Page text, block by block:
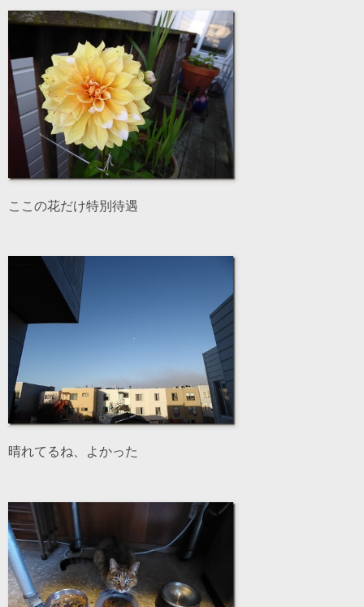
ここの花だけ特別待遇
晴れてるね、よかった